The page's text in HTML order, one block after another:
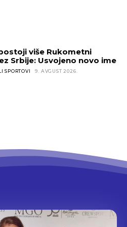
više Rukometni
Srbije: Usvojeno novo ime
SPORTOVI 9. AVGUST 2026.